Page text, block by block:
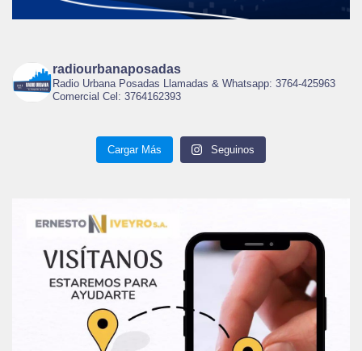
radiourbanaposadas
Radio Urbana Posadas Llamadas & Whatsapp: 3764-425963
Comercial Cel: 3764162393
Cargar Más Seguinos